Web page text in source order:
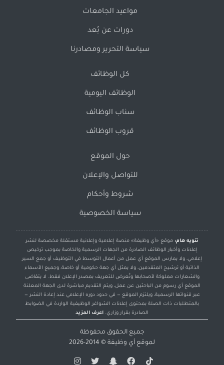
مواعيد الجامعات
دورات عن بُعد
سياسة التحرير ومصادرنا
كل الوظائف
الوظائف اليومية
سناب الوظائف
قروب الوظائف
حول الموقع
للتواصل والإعلان
شروط وأحكام
سياسة الخصوصية
تنويه هام: موقع «أي وظيفة» منصة إعلامية وإعلانية مستقلة مخصصة لنشر
إعلانات وأخبار الوظائف الصادرة من الجهات الرسمية والخاصة بموجب ترخيص
إعلامي، ولا يمارس الموقع أي عمل من أعمال التوسط في التوظيف أو جمع السير
الذاتية أو ترشيح المتقدمين، ولا يمثل أي جهة حكومية أو خاصة، وجميع الأسماء
والشعارات مملوكة لأصحابها وتُعرض للتعريف بمصدر الإعلان فقط. لا يتقاضى
الموقع أي رسوم من الباحثين عن عمل، ويتم التقديم مباشرة لدى الجهة المعلنة
عبر قنواتها الرسمية، ويلتزم الموقع — في حدود دوره الإعلامي عند إعادة النشر —
بالمتطلبات ذات الصلة بمحتوى إعلانات الشواغر الوظيفية الواردة في الضوابط
الصادرة بقرار وزاري. اعرف المزيد
جميع الحقوق محفوظة
لموقع أي وظيفة © 2014-2026